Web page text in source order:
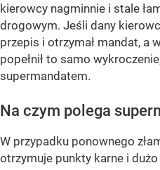
kierowcy nagminnie i stale
drogowym. Jeśli dany
przepis i otrzymał mandat, a
popełnił to samo
supermandatem.
Na czym polega
W przypadku ponownego
otrzymuje punkty karne i